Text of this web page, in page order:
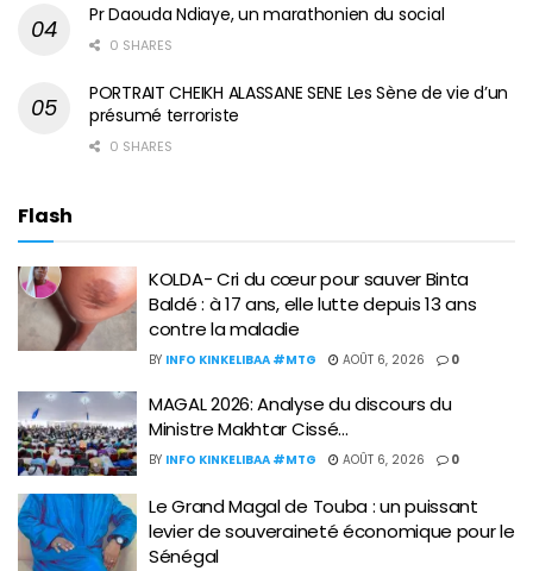
Pr Daouda Ndiaye, un marathonien du social
0 SHARES
PORTRAIT CHEIKH ALASSANE SENE Les Sène de vie d’un
présumé terroriste
0 SHARES
Flash
KOLDA- Cri du cœur pour sauver Binta
Baldé : à 17 ans, elle lutte depuis 13 ans
contre la maladie
BY INFO KINKELIBAA #MTG AOÛT 6, 2026 0
MAGAL 2026: Analyse du discours du
Ministre Makhtar Cissé…
BY INFO KINKELIBAA #MTG AOÛT 6, 2026 0
Le Grand Magal de Touba : un puissant
levier de souveraineté économique pour le
Sénégal